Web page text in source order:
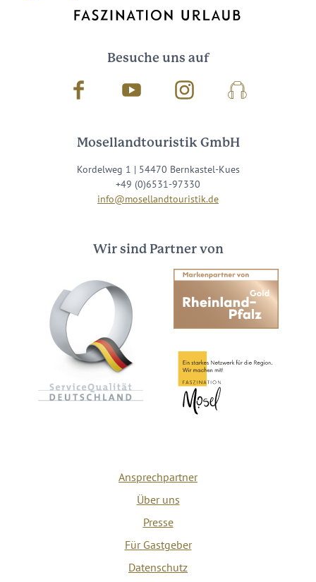
Besuche uns auf
Facebook Youtube InstagramPodcast
Mosellandtouristik GmbH
Kordelweg 1 | 54470 Bernkastel-Kues
+49 (0)6531-97330
info@mosellandtouristik.de
Wir sind Partner von
Ansprechpartner
Über uns
Presse
Für Gastgeber
Datenschutz